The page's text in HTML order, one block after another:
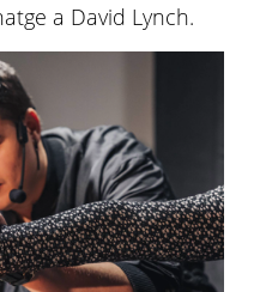
a David Lynch.